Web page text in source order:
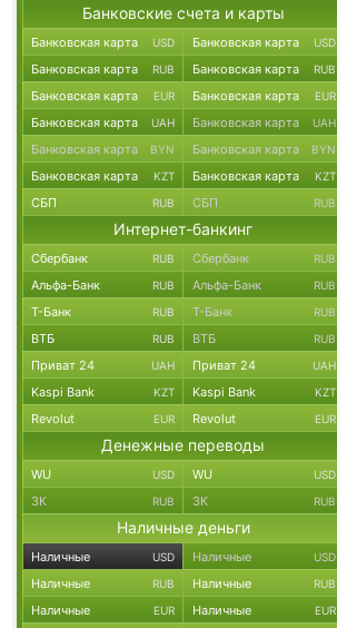
Банковские счета и карты
Банковская карта USD Банковская карта USD
Банковская карта RUB Банковская карта RUB
Банковская карта EUR Банковская карта EUR
Банковская карта UAH Банковская карта UAH
Банковская карта BYN Банковская карта BYN
Банковская карта KZT Банковская карта KZT
СБП RUB СБП RUB
Интернет-банкинг
Сбербанк RUB Сбербанк RUB
Альфа-Банк RUB Альфа-Банк RUB
Т-Банк RUB Т-Банк RUB
ВТБ RUB ВТБ RUB
Приват 24 UAH Приват 24 UAH
Kaspi Bank KZT Kaspi Bank KZT
Revolut EUR Revolut EUR
Денежные переводы
WU USD WU USD
ЗК RUB ЗК RUB
Наличные деньги
Наличные USD Наличные USD
Наличные RUB Наличные RUB
Наличные EUR Наличные EUR